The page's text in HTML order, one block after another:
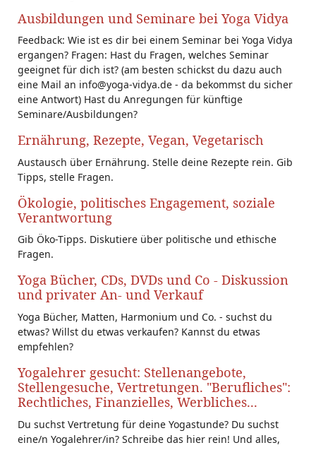
Ausbildungen und Seminare bei Yoga Vidya
Feedback: Wie ist es dir bei einem Seminar bei Yoga Vidya
ergangen? Fragen: Hast du Fragen, welches Seminar
geeignet für dich ist? (am besten schickst du dazu auch
eine Mail an info@yoga-vidya.de - da bekommst du sicher
eine Antwort) Hast du Anregungen für künftige
Seminare/Ausbildungen?
Ernährung, Rezepte, Vegan, Vegetarisch
Austausch über Ernährung. Stelle deine Rezepte rein. Gib
Tipps, stelle Fragen.
Ökologie, politisches Engagement, soziale
Verantwortung
Gib Öko-Tipps. Diskutiere über politische und ethische
Fragen.
Yoga Bücher, CDs, DVDs und Co - Diskussion
und privater An- und Verkauf
Yoga Bücher, Matten, Harmonium und Co. - suchst du
etwas? Willst du etwas verkaufen? Kannst du etwas
empfehlen?
Yogalehrer gesucht: Stellenangebote,
Stellengesuche, Vertretungen. "Berufliches":
Rechtliches, Finanzielles, Werbliches...
Du suchst Vertretung für deine Yogastunde? Du suchst
eine/n Yogalehrer/in? Schreibe das hier rein! Und alles,